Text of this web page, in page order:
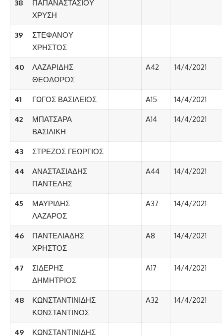
38
ΠΑΠΑΝΑΣΤΑΣΙΟΥ
ΧΡΥΣΗ
39
ΣΤΕΦΑΝΟΥ
ΧΡΗΣΤΟΣ
40
ΛΑΖΑΡΙΔΗΣ
ΘΕΟΔΩΡΟΣ
A42 14/4/2021
41 ΓΩΓΟΣ ΒΑΣΙΛΕΙΟΣ A15 14/4/2021
42
ΜΠΑΤΣΑΡΑ
ΒΑΣΙΛΙΚΗ
A14 14/4/2021
43 ΣΤΡΕΖΟΣ ΓΕΩΡΓΙΟΣ
44
ΑΝΑΣΤΑΣΙΑΔΗΣ
ΠΑΝΤΕΛΗΣ
A44 14/4/2021
45
ΜΑΥΡΙΔΗΣ
ΛΑΖΑΡΟΣ
A37 14/4/2021
46
ΠΑΝΤΕΛΙΑΔΗΣ
ΧΡΗΣΤΟΣ
A8 14/4/2021
47
ΣΙΔΕΡΗΣ
ΔΗΜΗΤΡΙΟΣ
A17 14/4/2021
48
ΚΩΝΣΤΑΝΤΙΝΙΔΗΣ
ΚΩΝΣΤΑΝΤΙΝΟΣ
A32 14/4/2021
49
ΚΩΝΣΤΑΝΤΙΝΙΔΗΣ